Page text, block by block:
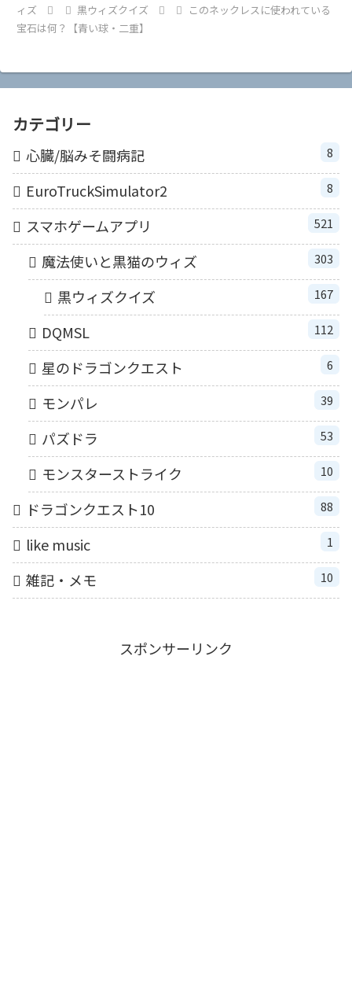
ィズ
黒ウィズクイズ
このネックレスに使われている
宝石は何？【青い球・二重】
カテゴリー
心臓/脳みそ闘病記 8
EuroTruckSimulator2 8
スマホゲームアプリ 521
魔法使いと黒猫のウィズ 303
黒ウィズクイズ 167
DQMSL 112
星のドラゴンクエスト 6
モンパレ 39
パズドラ 53
モンスターストライク 10
ドラゴンクエスト10 88
like music 1
雑記・メモ 10
スポンサーリンク